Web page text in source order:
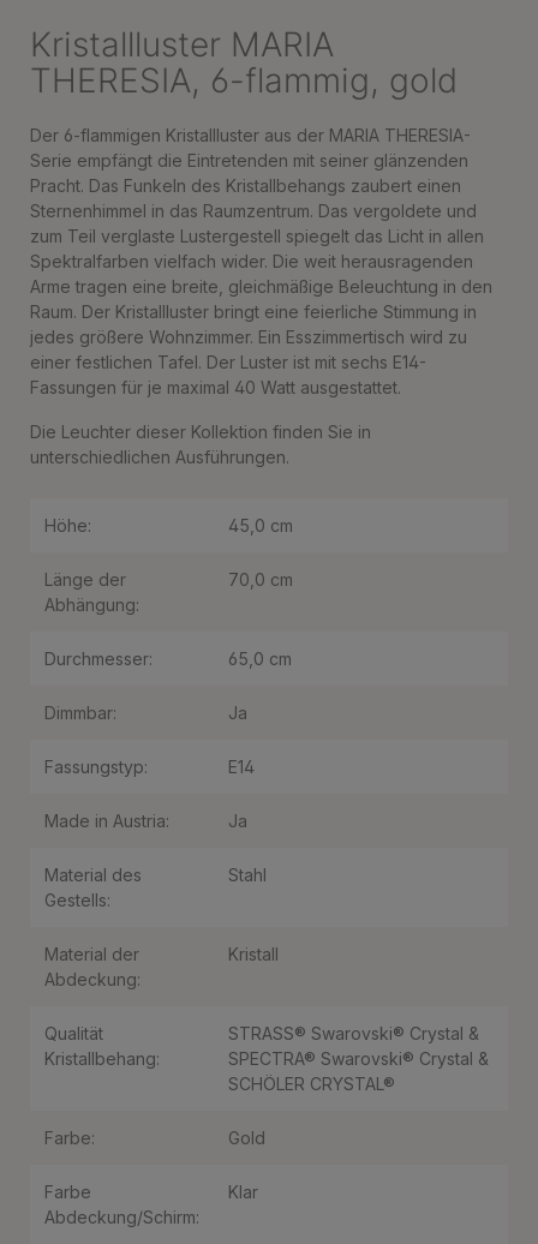
Kristallluster MARIA
THERESIA, 6-flammig, gold
Der 6-flammigen Kristallluster aus der MARIA THERESIA-
Serie empfängt die Eintretenden mit seiner glänzenden
Pracht. Das Funkeln des Kristallbehangs zaubert einen
Sternenhimmel in das Raumzentrum. Das vergoldete und
zum Teil verglaste Lustergestell spiegelt das Licht in allen
Spektralfarben vielfach wider. Die weit herausragenden
Arme tragen eine breite, gleichmäßige Beleuchtung in den
Raum. Der Kristallluster bringt eine feierliche Stimmung in
jedes größere Wohnzimmer. Ein Esszimmertisch wird zu
einer festlichen Tafel. Der Luster ist mit sechs E14-
Fassungen für je maximal 40 Watt ausgestattet.
Die Leuchter dieser Kollektion finden Sie in
unterschiedlichen Ausführungen.
Höhe: 45,0 cm
Länge der
Abhängung:
70,0 cm
Durchmesser: 65,0 cm
Dimmbar: Ja
Fassungstyp: E14
Made in Austria: Ja
Material des
Gestells:
Stahl
Material der
Abdeckung:
Kristall
Qualität
Kristallbehang:
STRASS® Swarovski® Crystal &
SPECTRA® Swarovski® Crystal &
SCHÖLER CRYSTAL®
Farbe: Gold
Farbe
Abdeckung/Schirm:
Klar